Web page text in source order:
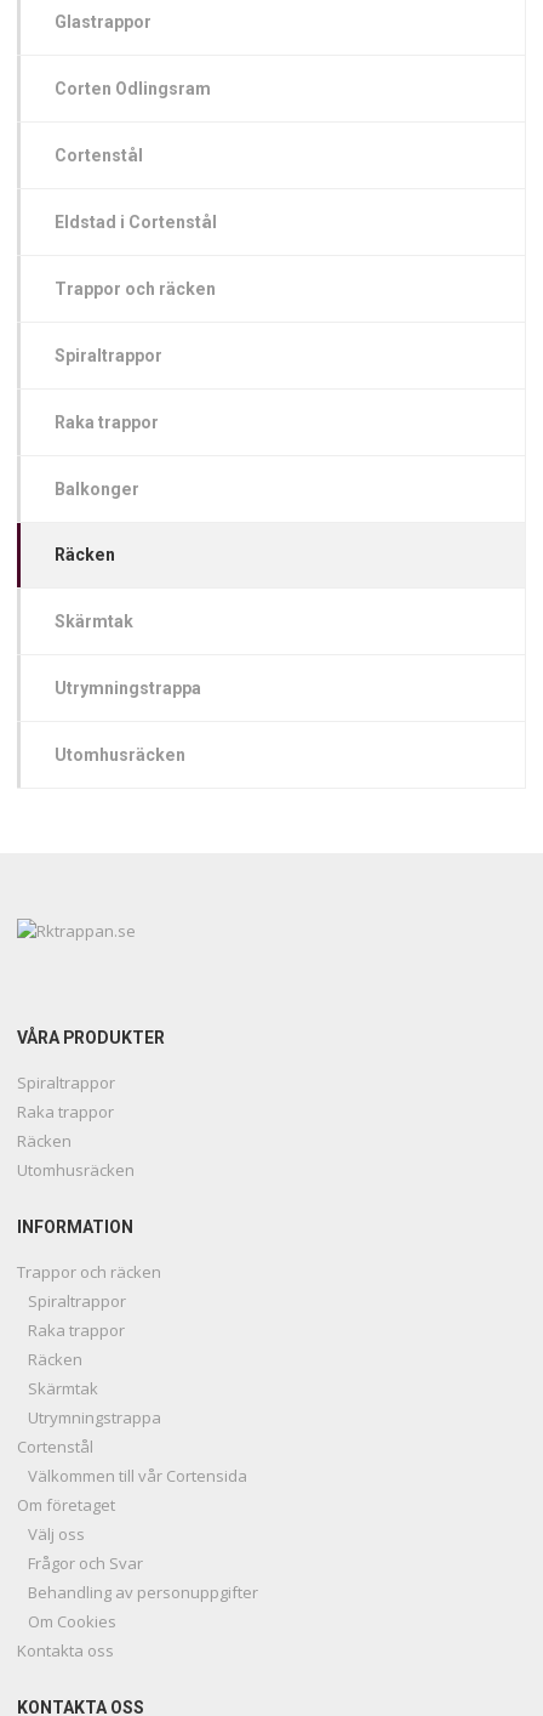
Glastrappor
Corten Odlingsram
Cortenstål
Eldstad i Cortenstål
Trappor och räcken
Spiraltrappor
Raka trappor
Balkonger
Räcken
Skärmtak
Utrymningstrappa
Utomhusräcken
VÅRA PRODUKTER
Spiraltrappor
Raka trappor
Räcken
Utomhusräcken
INFORMATION
Trappor och räcken
Spiraltrappor
Raka trappor
Räcken
Skärmtak
Utrymningstrappa
Cortenstål
Välkommen till vår Cortensida
Om företaget
Välj oss
Frågor och Svar
Behandling av personuppgifter
Om Cookies
Kontakta oss
KONTAKTA OSS